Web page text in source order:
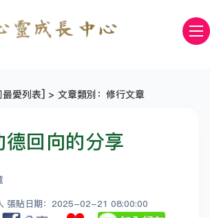
最愛列表] > 文章類別：修行文章
德回向的分享
張貼日期：2025-02-21 08:00:00